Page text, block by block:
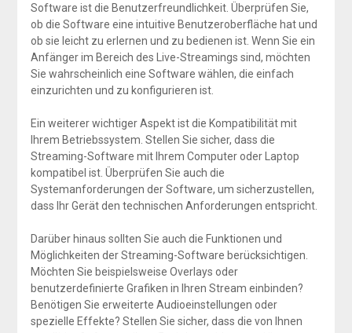
Software ist die Benutzerfreundlichkeit. Überprüfen Sie,
ob die Software eine intuitive Benutzeroberfläche hat und
ob sie leicht zu erlernen und zu bedienen ist. Wenn Sie ein
Anfänger im Bereich des Live-Streamings sind, möchten
Sie wahrscheinlich eine Software wählen, die einfach
einzurichten und zu konfigurieren ist.
Ein weiterer wichtiger Aspekt ist die Kompatibilität mit
Ihrem Betriebssystem. Stellen Sie sicher, dass die
Streaming-Software mit Ihrem Computer oder Laptop
kompatibel ist. Überprüfen Sie auch die
Systemanforderungen der Software, um sicherzustellen,
dass Ihr Gerät den technischen Anforderungen entspricht.
Darüber hinaus sollten Sie auch die Funktionen und
Möglichkeiten der Streaming-Software berücksichtigen.
Möchten Sie beispielsweise Overlays oder
benutzerdefinierte Grafiken in Ihren Stream einbinden?
Benötigen Sie erweiterte Audioeinstellungen oder
spezielle Effekte? Stellen Sie sicher, dass die von Ihnen